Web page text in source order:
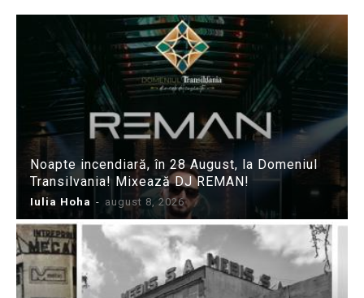
Noapte incendiară, în 28 August, la Domeniul
Transilvania! Mixează DJ REMAN!
Iulia Hoha - august 8, 2026